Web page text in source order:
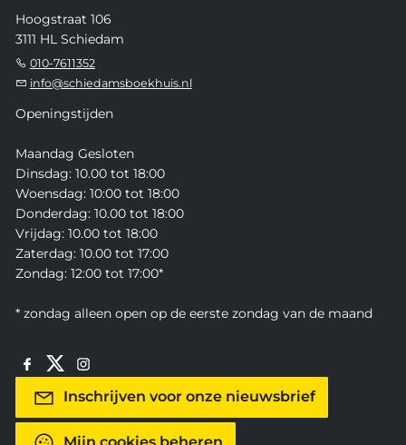
Hoogstraat 106
3111 HL Schiedam
010-7611352
info@schiedamsboekhuis.nl
Openingstijden
Maandag Gesloten
Dinsdag: 10.00 tot 18:00
Woensdag: 10:00 tot 18:00
Donderdag: 10.00 tot 18:00
Vrijdag: 10.00 tot 18:00
Zaterdag: 10.00 tot 17:00
Zondag: 12:00 tot 17:00*
* zondag alleen open op de eerste zondag van de maand
Inschrijven voor onze nieuwsbrief
Mijn cookies beheren